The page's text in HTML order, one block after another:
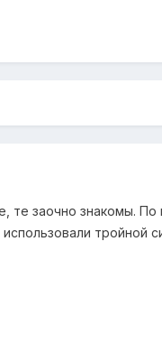
те заочно знакомы.
тройной